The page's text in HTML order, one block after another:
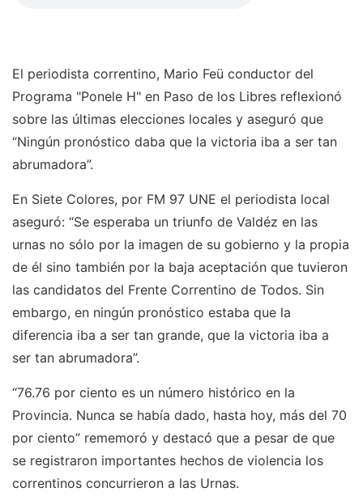
El periodista correntino, Mario Feü conductor del
Programa "Ponele H" en Paso de los Libres reflexionó
sobre las últimas elecciones locales y aseguró que
“Ningún pronóstico daba que la victoria iba a ser tan
abrumadora”.
En Siete Colores, por FM 97 UNE el periodista local
aseguró: “Se esperaba un triunfo de Valdéz en las
urnas no sólo por la imagen de su gobierno y la propia
de él sino también por la baja aceptación que tuvieron
las candidatos del Frente Correntino de Todos. Sin
embargo, en ningún pronóstico estaba que la
diferencia iba a ser tan grande, que la victoria iba a
ser tan abrumadora”.
“76.76 por ciento es un número histórico en la
Provincia. Nunca se había dado, hasta hoy, más del 70
por ciento” rememoró y destacó que a pesar de que
se registraron importantes hechos de violencia los
correntinos concurrieron a las Urnas.